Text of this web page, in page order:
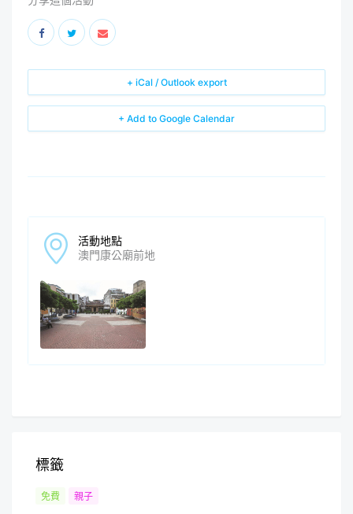
+ Add to Google Calendar
+ iCal / Outlook export
活動地點
澳門康公廟前地
標籤
免費 親子